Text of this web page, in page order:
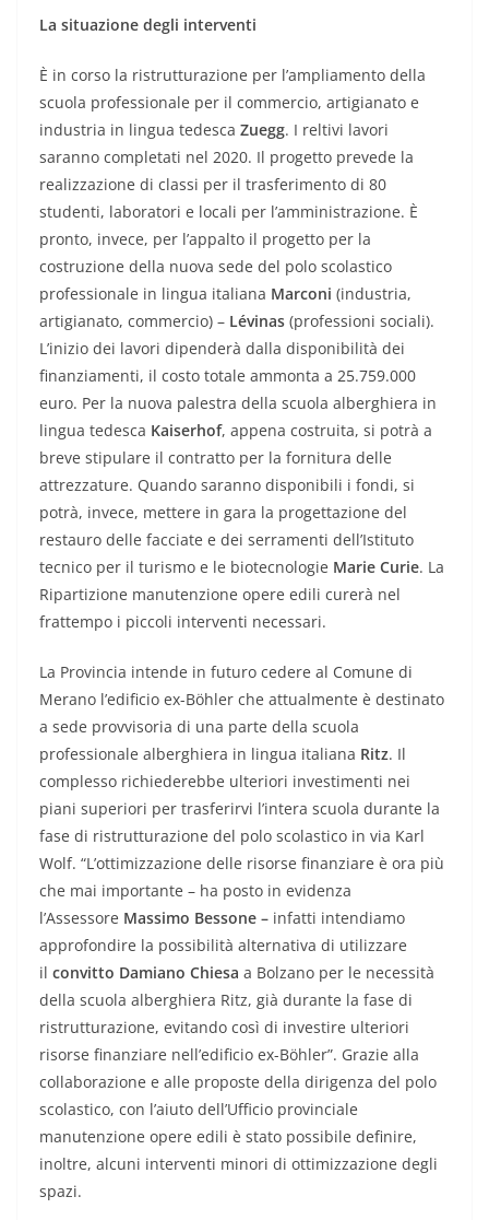
La situazione degli interventi
È in corso la ristrutturazione per l’ampliamento della
scuola professionale per il commercio, artigianato e
industria in lingua tedesca Zuegg. I reltivi lavori
saranno completati nel 2020. Il progetto prevede la
realizzazione di classi per il trasferimento di 80
studenti, laboratori e locali per l’amministrazione. È
pronto, invece, per l’appalto il progetto per la
costruzione della nuova sede del polo scolastico
professionale in lingua italiana Marconi (industria,
artigianato, commercio) – Lévinas (professioni sociali).
L’inizio dei lavori dipenderà dalla disponibilità dei
finanziamenti, il costo totale ammonta a 25.759.000
euro. Per la nuova palestra della scuola alberghiera in
lingua tedesca Kaiserhof, appena costruita, si potrà a
breve stipulare il contratto per la fornitura delle
attrezzature. Quando saranno disponibili i fondi, si
potrà, invece, mettere in gara la progettazione del
restauro delle facciate e dei serramenti dell’Istituto
tecnico per il turismo e le biotecnologie Marie Curie. La
Ripartizione manutenzione opere edili curerà nel
frattempo i piccoli interventi necessari.
La Provincia intende in futuro cedere al Comune di
Merano l’edificio ex-Böhler che attualmente è destinato
a sede provvisoria di una parte della scuola
professionale alberghiera in lingua italiana Ritz. Il
complesso richiederebbe ulteriori investimenti nei
piani superiori per trasferirvi l’intera scuola durante la
fase di ristrutturazione del polo scolastico in via Karl
Wolf. “L’ottimizzazione delle risorse finanziare è ora più
che mai importante – ha posto in evidenza
l’Assessore Massimo Bessone – infatti intendiamo
approfondire la possibilità alternativa di utilizzare
il convitto Damiano Chiesa a Bolzano per le necessità
della scuola alberghiera Ritz, già durante la fase di
ristrutturazione, evitando così di investire ulteriori
risorse finanziare nell’edificio ex-Böhler”. Grazie alla
collaborazione e alle proposte della dirigenza del polo
scolastico, con l’aiuto dell’Ufficio provinciale
manutenzione opere edili è stato possibile definire,
inoltre, alcuni interventi minori di ottimizzazione degli
spazi.